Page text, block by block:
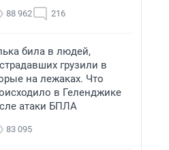
88 962 216
била в людей,
грузили в
на лежаках. Что
в Геленджике
атаки БПЛА
83 095